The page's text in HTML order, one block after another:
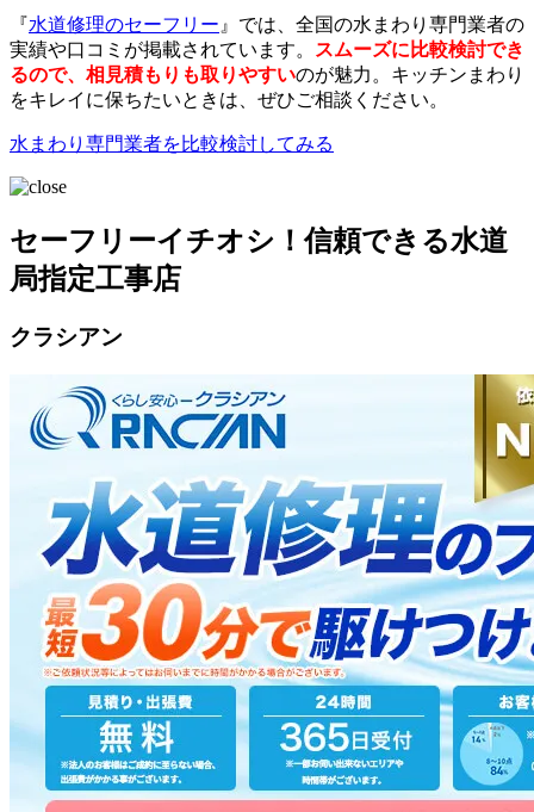
『水道修理のセーフリー 』では、全国の水まわり専門業者の
実績や口コミが掲載されています。
スムーズに比較検討でき
るので、相見積もりも取りやすいのが魅力。キッチンまわり
をキレイに保ちたいときは、ぜひご相談ください。
水まわり専門業者を比較検討してみる
セーフリーイチオシ！信頼できる水道
局指定工事店
クラシアン